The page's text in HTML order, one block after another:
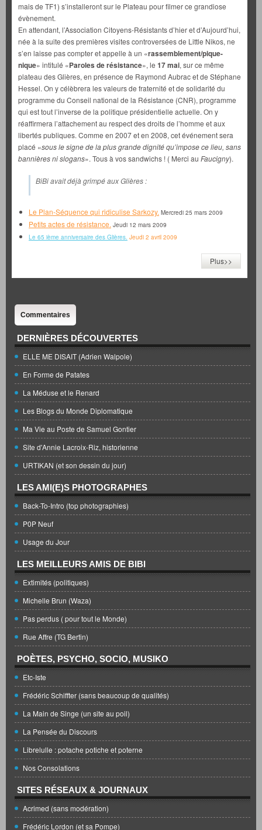
mais de TF1) s’installeront sur le Plateau pour filmer ce grandiose
évènement.
En attendant, l’Association Citoyens-Résistants d’hier et d’Aujourd’hui,
née à la suite des premières visites controversées de Little Nikos, ne
s’en laisse pas compter et appelle à un «rassemblement/pique-
nique» intitulé «Paroles de résistance», le 17 mai, sur ce même
plateau des Glières, en présence de Raymond Aubrac et de Stéphane
Hessel. On y célèbrera les valeurs de fraternité et de solidarité du
programme du Conseil national de la Résistance (CNR), programme
qui est tout l’inverse de la politique présidentielle actuelle. On y
réaffirmera l’attachement au respect des droits de l’homme et aux
libertés publiques. Comme en 2007 et en 2008, cet événement sera
placé «sous le signe de la plus grande dignité qu’impose ce lieu, sans
bannières ni slogans». Tous à vos sandwichs ! ( Merci au Faucigny).
BiBi avait déjà grimpé aux Glières :
Le Plan-Séquence qui ridiculise Sarkozy. Mercredi 25 mars 2009
Petits actes de résistance. Jeudi 12 mars 2009
Le 65 ième anniversaire des Glières. Jeudi 2 avril 2009
Plus>>
Commentaires
DERNIÈRES DÉCOUVERTES
ELLE ME DISAIT (Adrien Walpole)
En Forme de Patates
La Méduse et le Renard
Les Blogs du Monde Diplomatique
Ma Vie au Poste de Samuel Gontier
Site d'Annie Lacroix-Riz, historienne
URTIKAN (et son dessin du jour)
LES AMI(E)S PHOTOGRAPHES
Back-To-Intro (top photographies)
P0P Neuf
Usage du Jour
LES MEILLEURS AMIS DE BIBI
Extimités (politiques)
Michelle Brun (Waza)
Pas perdus ( pour tout le Monde)
Rue Affre (TG Bertin)
POÈTES, PSYCHO, SOCIO, MUSIKO
Etc-Iste
Frédéric Schiffter (sans beaucoup de qualités)
La Main de Singe (un site au poil)
La Pensée du Discours
Librelulle : potache potiche et poterne
Nos Consolations
SITES RÉSEAUX & JOURNAUX
Acrimed (sans modération)
Frédéric Lordon (et sa Pompe)